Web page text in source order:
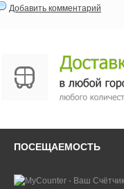
Добавить комментарий
ПОСЕЩАЕМОСТЬ